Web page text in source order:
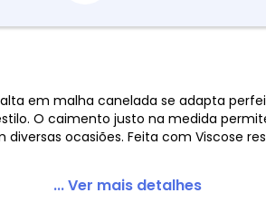
em malha canelada se adapta
O caimento justo na medida
ocasiões. Feita com Viscose
... Ver mais detalhes